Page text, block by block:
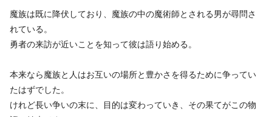
魔族は既に降伏しており、魔族の中の魔術師とされる男が尋問さ
れている。
勇者の来訪が近いことを知って彼は語り始める。
本来なら魔族と人はお互いの場所と豊かさを得るために争ってい
たはずでした。
けれど長い争いの末に、目的は変わっていき、その果てがこの物